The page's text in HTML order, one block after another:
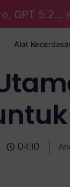
GPT 5.2...
Alat
04:10